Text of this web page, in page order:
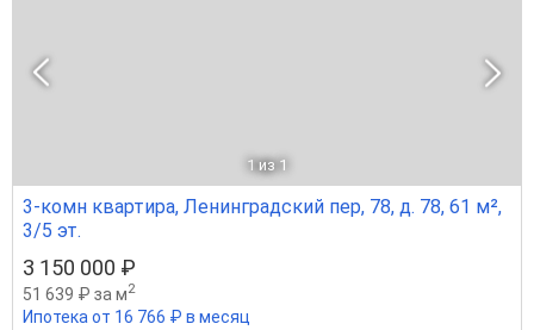
1 из 1
3-комн квартира, Ленинградский пер, 78, д. 78, 61 м²,
3/5 эт.
3 150 000 ₽
51 639 ₽ за м2
Ипотека от 16 766 ₽ в месяц